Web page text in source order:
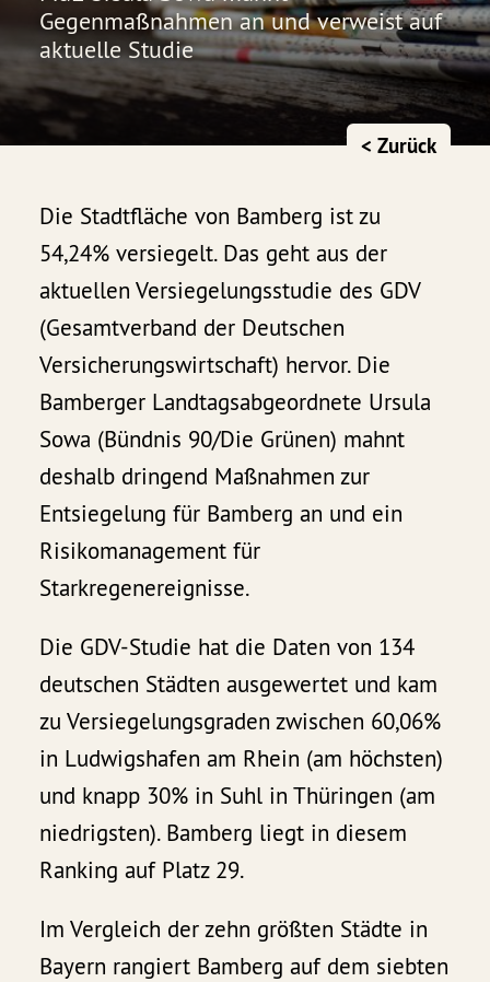
Gegenmaßnahmen an und verweist auf
aktuelle Studie
< Zurück
Die Stadtfläche von Bamberg ist zu
54,24% versiegelt. Das geht aus der
aktuellen Versiegelungsstudie des GDV
(Gesamtverband der Deutschen
Versicherungswirtschaft) hervor. Die
Bamberger Landtagsabgeordnete Ursula
Sowa (Bündnis 90/Die Grünen) mahnt
deshalb dringend Maßnahmen zur
Entsiegelung für Bamberg an und ein
Risikomanagement für
Starkregenereignisse.
Die GDV-Studie hat die Daten von 134
deutschen Städten ausgewertet und kam
zu Versiegelungsgraden zwischen 60,06%
in Ludwigshafen am Rhein (am höchsten)
und knapp 30% in Suhl in Thüringen (am
niedrigsten). Bamberg liegt in diesem
Ranking auf Platz 29.
Im Vergleich der zehn größten Städte in
Bayern rangiert Bamberg auf dem siebten